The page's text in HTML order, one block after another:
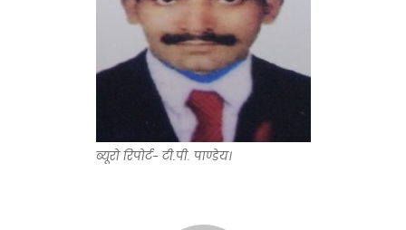
ब्यूरो रिपोर्ट- टी.पी. पाण्डेय।